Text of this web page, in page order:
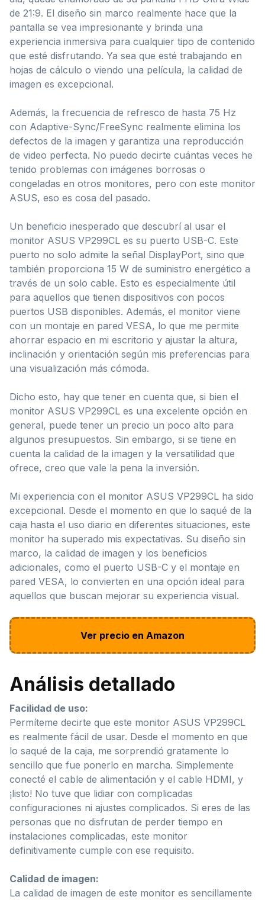
de 21:9. El diseño sin marco realmente hace que la
pantalla se vea impresionante y brinda una
experiencia inmersiva para cualquier tipo de contenido
que esté disfrutando. Ya sea que esté trabajando en
hojas de cálculo o viendo una película, la calidad de
imagen es excepcional.
Además, la frecuencia de refresco de hasta 75 Hz
con Adaptive-Sync/FreeSync realmente elimina los
defectos de la imagen y garantiza una reproducción
de video perfecta. No puedo decirte cuántas veces he
tenido problemas con imágenes borrosas o
congeladas en otros monitores, pero con este monitor
ASUS, eso es cosa del pasado.
Un beneficio inesperado que descubrí al usar el
monitor ASUS VP299CL es su puerto USB-C. Este
puerto no solo admite la señal DisplayPort, sino que
también proporciona 15 W de suministro energético a
través de un solo cable. Esto es especialmente útil
para aquellos que tienen dispositivos con pocos
puertos USB disponibles. Además, el monitor viene
con un montaje en pared VESA, lo que me permite
ahorrar espacio en mi escritorio y ajustar la altura,
inclinación y orientación según mis preferencias para
una visualización más cómoda.
Dicho esto, hay que tener en cuenta que, si bien el
monitor ASUS VP299CL es una excelente opción en
general, puede tener un precio un poco alto para
algunos presupuestos. Sin embargo, si se tiene en
cuenta la calidad de la imagen y la versatilidad que
ofrece, creo que vale la pena la inversión.
Mi experiencia con el monitor ASUS VP299CL ha sido
excepcional. Desde el momento en que lo saqué de la
caja hasta el uso diario en diferentes situaciones, este
monitor ha superado mis expectativas. Su diseño sin
marco, la calidad de imagen y los beneficios
adicionales, como el puerto USB-C y el montaje en
pared VESA, lo convierten en una opción ideal para
aquellos que buscan mejorar su experiencia visual.
Ver precio en Amazon
Análisis detallado
Facilidad de uso:
Permíteme decirte que este monitor ASUS VP299CL
es realmente fácil de usar. Desde el momento en que
lo saqué de la caja, me sorprendió gratamente lo
sencillo que fue ponerlo en marcha. Simplemente
conecté el cable de alimentación y el cable HDMI, y
¡listo! No tuve que lidiar con complicadas
configuraciones ni ajustes complicados. Si eres de las
personas que no disfrutan de perder tiempo en
instalaciones complicadas, este monitor
definitivamente cumple con ese requisito.
Calidad de imagen:
La calidad de imagen de este monitor es sencillamente